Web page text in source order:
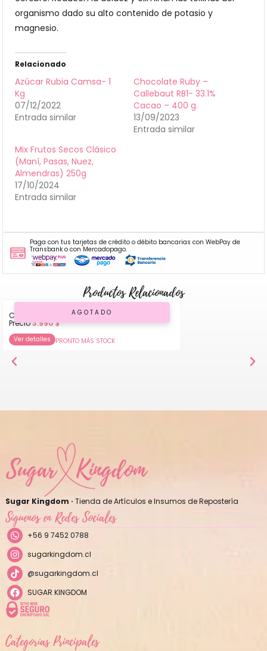
organismo dado su alto contenido de potasio y
magnesio.
Relacionado
Azúcar Rubia Camsa- 1
Kg
07/12/2022
Entrada similar
Chocolate Ruby –
Callebaut RB1- 33.1%
Cacao – 400 g.
13/09/2023
Entrada similar
Mix Frutos Secos Clásico
(Maní, Pasas, Nuez,
Almendras) 250g
17/10/2024
Entrada similar
Paga con tus tarjetas de crédito o débito bancarias con WebPay de
Transbank o con Mercadopago.
Productos Relacionados
AGOTADO
Ciruela Deshidratada Sin Carozo 500gr
Precio3.990$
Ver detalles PRONTO MÁS STOCK
Sugar Kingdom · Tienda de Artículos e Insumos de Repostería
Síguenos en Redes Sociales
+56 9 7452 0788
sugarkingdom.cl
@sugarkingdom.cl
SUGAR KINGDOM
Categorías Principales